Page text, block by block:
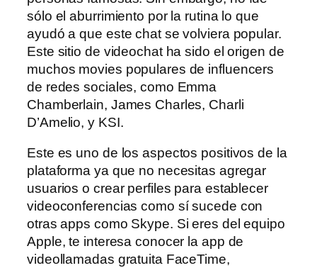
sólo el aburrimiento por la rutina lo que
ayudó a que este chat se volviera popular.
Este sitio de videochat ha sido el origen de
muchos movies populares de influencers
de redes sociales, como Emma
Chamberlain, James Charles, Charli
D’Amelio, y KSI.
Este es uno de los aspectos positivos de la
plataforma ya que no necesitas agregar
usuarios o crear perfiles para establecer
videoconferencias como sí sucede con
otras apps como Skype. Si eres del equipo
Apple, te interesa conocer la app de
videollamadas gratuita FaceTime,